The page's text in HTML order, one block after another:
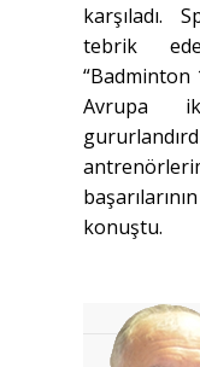
karşıladı.
tebrik
“Badminton
Avrupa
konuştu.